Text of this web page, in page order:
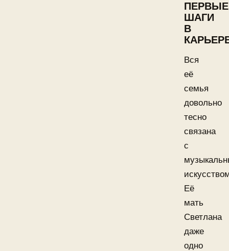
ПЕРВЫЕ
ШАГИ
В
Вся
её
семья
довольно
тесно
связана
с
Её
мать
Светлана
даже
одно